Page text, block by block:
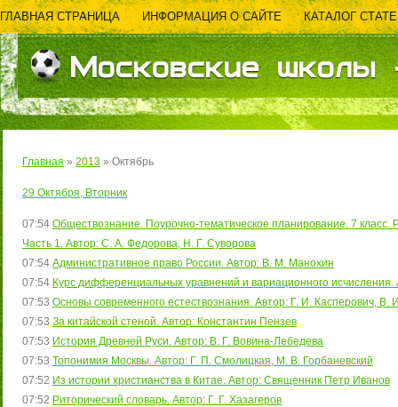
ГЛАВНАЯ СТРАНИЦА ИНФОРМАЦИЯ О САЙТЕ КАТАЛОГ
ОБРАТНАЯ СВЯЗЬМосковские школы
Главная » 2013 » Октябрь
29 Октября, Вторник
07:54 Обществознание. Поурочно-тематическое планирование. 7 класс.
Часть 1. Автор: С. А. Федорова, Н. Г. Суворова
07:54 Административное право России. Автор: В. М. Манохин
07:54 Курс дифференциальных уравнений и вариационного исчисления.
07:53 Основы современного естествознания. Автор: Г. И. Касперович, В.
07:53 За китайской стеной. Автор: Константин Пензев
07:53 История Древней Руси. Автор: В. Г. Вовина-Лебедева
07:53 Топонимия Москвы. Автор: Г. П. Смолицкая, М. В. Горбаневский
07:52 Из истории христианства в Китае. Автор: Священник Петр Иванов
07:52 Риторический словарь. Автор: Г. Г. Хазагеров